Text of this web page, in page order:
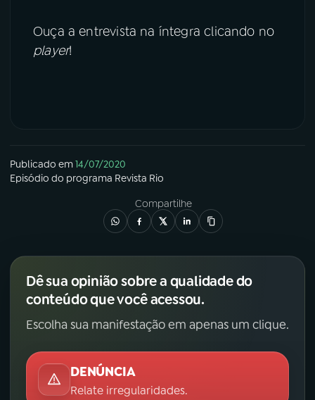
Ouça a entrevista na íntegra clicando no
player!
Publicado em14/07/2020
Episódio do programa Revista Rio
Compartilhe
Dê sua opinião sobre a qualidade do
conteúdo que você acessou.
Escolha sua manifestação em apenas um clique.
DENÚNCIA
Relate irregularidades.